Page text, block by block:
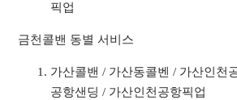
픽업
금천콜밴 동별 서비스
가산콜밴 / 가산동콜벤 / 가산인천
공항샌딩 / 가산인천공항픽업